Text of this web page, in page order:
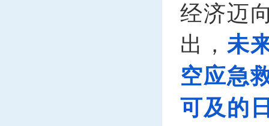
经济迈
出， 未
空应急
可及的